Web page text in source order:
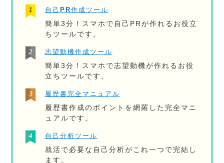
自己PR作成ツール
簡単3分！スマホで自己PRが作れるお役立
ちツールです。
志望動機作成ツール
簡単3分！スマホで志望動機が作れるお役
立ちツールです。
履歴書完全マニュアル
履歴書作成のポイントを網羅した完全マニ
ュアルです。
自己分析ツール
就活で必要な自己分析がこれ一つで完結し
ます。